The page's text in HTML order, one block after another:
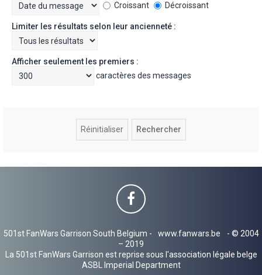
Croissant
Décroissant
Limiter les résultats selon leur ancienneté :
Afficher seulement les premiers :
caractères des messages
501st FanWars Garrison South Belgium - www.fanwars.be
- © 2004
– 2019
La 501st FanWars Garrison est reprise sous l'association légale belge
ASBL Imperial Department